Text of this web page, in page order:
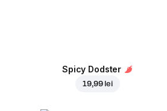
Spicy Dodster
19,99 lei